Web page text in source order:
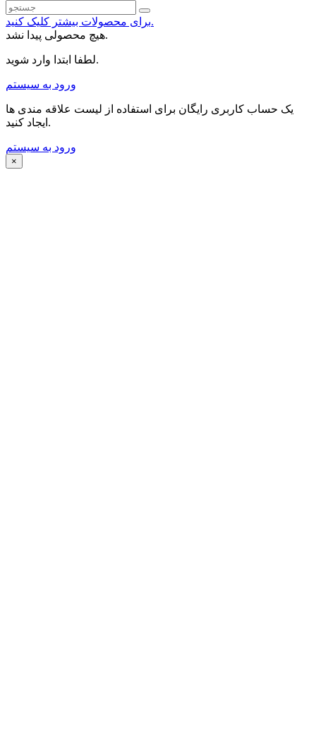
برای محصولات بیشتر کلیک کنید.
هیچ محصولی پیدا نشد.
لطفا ابتدا وارد شوید.
ورود به سیستم
یک حساب کاربری رایگان برای استفاده از لیست علاقه مندی ها
ایجاد کنید.
ورود به سیستم
×